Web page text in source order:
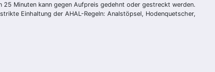
Minuten kann gegen Aufpreis gedehnt oder gestreckt werden.
Einhaltung der AHAL-Regeln: Analstöpsel, Hodenquetscher,